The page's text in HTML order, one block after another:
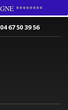
04 67 50 39 56
********